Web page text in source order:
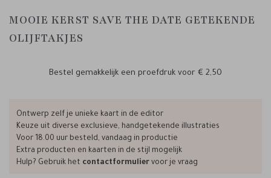
MOOIE KERST SAVE THE DATE GETEKENDE
OLIJFTAKJES
Bestel gemakkelijk een proefdruk voor € 2,50
Ontwerp zelf je unieke kaart in de editor
Keuze uit diverse exclusieve, handgetekende illustraties
Voor 18.00 uur besteld, vandaag in productie
Extra producten en kaarten in de stijl mogelijk
Hulp? Gebruik het contactformulier voor je vraag